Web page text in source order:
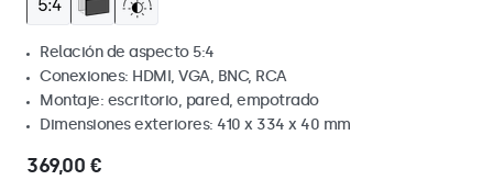
Relación de aspecto 5:4
Conexiones: HDMI, VGA, BNC, RCA
Montaje: escritorio, pared, empotrado
Dimensiones exteriores: 410 x 334 x 40 mm
369,00 €